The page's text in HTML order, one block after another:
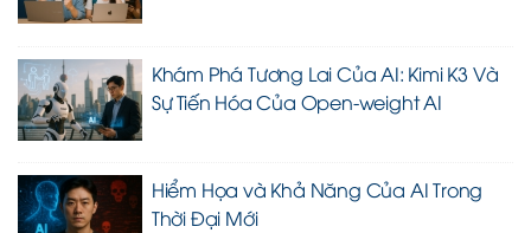
Khám Phá Tương Lai Của AI: Kimi K3 Và
Sự Tiến Hóa Của Open-weight AI
Hiểm Họa và Khả Năng Của AI Trong
Thời Đại Mới